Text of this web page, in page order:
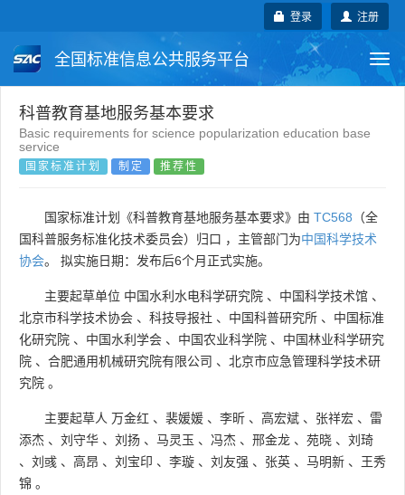
注册
登录
全国标准信息公共服务平台
国家标准 行业标准
团体标准
科普教育基地服务基本要求
Basic requirements for science popularization education base
service
国家标准计划 制定 推荐性
国家标准计划《科普教育基地服务基本要求》由 TC568 （全
国科普服务标准化技术委员会）归口 ，主管部门为中国科学技术
协会。 拟实施日期：发布后6个月正式实施。
主要起草单位 中国水利水电科学研究院 、 中国科学技术馆 、
北京市科学技术协会 、 科技导报社 、 中国科普研究所 、 中国标准
化研究院 、 中国水利学会 、 中国农业科学院 、 中国林业科学研究
院 、 合肥通用机械研究院有限公司 、 北京市应急管理科学技术研
究院 。
主要起草人 万金红 、 裴媛媛 、 李昕 、 高宏斌 、 张祥宏 、 雷
添杰 、 刘守华 、 刘扬 、 马灵玉 、 冯杰 、 邢金龙 、 苑晓 、 刘琦
、 刘彧 、 高昂 、 刘宝印 、 李璇 、 刘友强 、 张英 、 马明新 、 王秀
锦 。